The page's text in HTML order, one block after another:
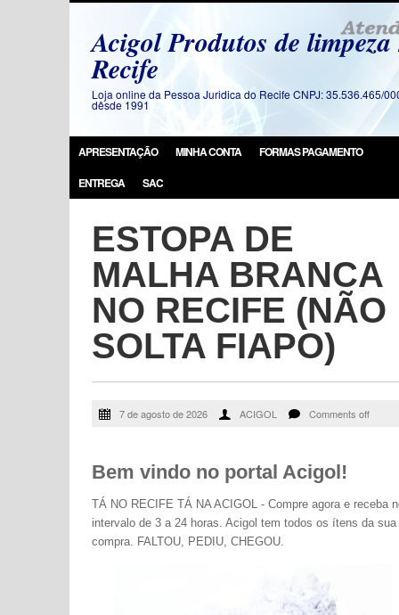
Acigol Produtos de
Recife
Loja online da Pessoa Juridica do Recife CNPJ: 35.536.465/
dêsde 1991
APRESENTAÇÃO MINHA CONTA
FORMAS PAGAMENTO
ENTREGA
SAC
ESTOPA DE
MALHA BRANCA
NO RECIFE (NÃO
SOLTA FIAPO)
7 de agosto de 2026 ACIGOL Comments off
Bem vindo no portal Acigol!
TÁ NO RECIFE TÁ NA ACIGOL - Compre agora e receba
intervalo de 3 a 24 horas. Acigol tem todos os ítens da sua
compra. FALTOU, PEDIU, CHEGOU.